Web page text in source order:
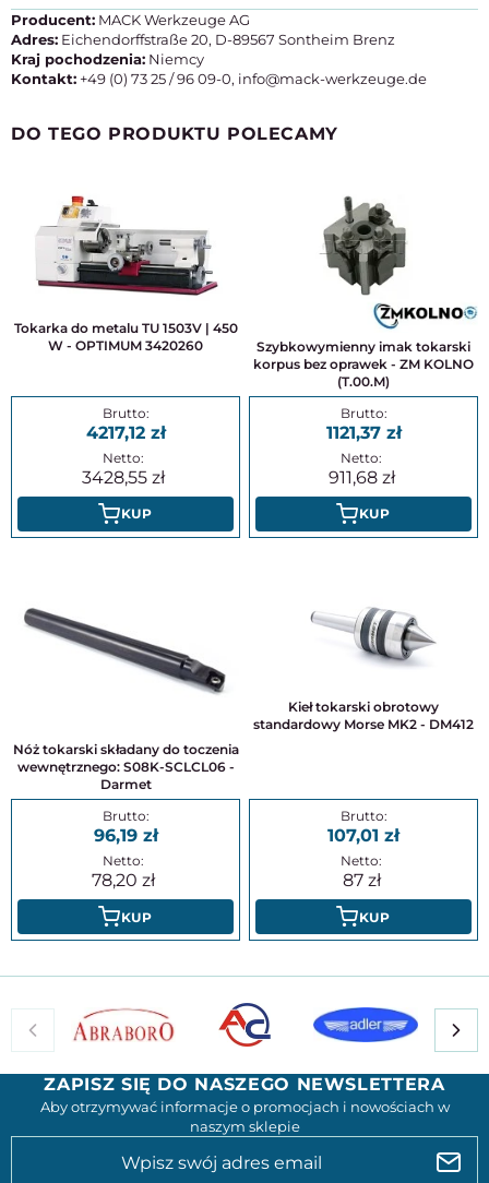
Producent: MACK Werkzeuge AG
Adres: Eichendorffstraße 20, D-89567 Sontheim Brenz
Kraj pochodzenia: Niemcy
Kontakt: +49 (0) 73 25 / 96 09-0, info@mack-werkzeuge.de
DO TEGO PRODUKTU POLECAMY
Tokarka do metalu TU 1503V | 450
W - OPTIMUM 3420260
4217,12
3428,55
KUP
Szybkowymienny imak tokarski
korpus bez oprawek - ZM KOLNO
(T.00.M)
1121,37
911,68
KUP
Nóż tokarski składany do toczenia
wewnętrznego: S08K-SCLCL06 -
Darmet
96,19
78,20
KUP
Kieł tokarski obrotowy
standardowy Morse MK2 - DM412
107,01
87
KUP
ZAPISZ SIĘ DO NASZEGO NEWSLETTERA
Aby otrzymywać informacje o promocjach i nowościach w
naszym sklepie